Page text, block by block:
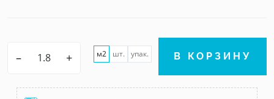
– + м2 шт. упак. В КОРЗИНУ